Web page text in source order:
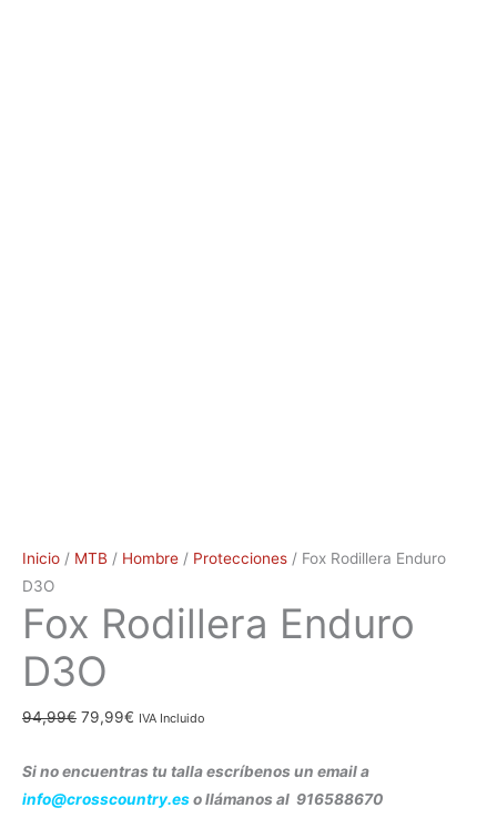
Inicio / MTB / Hombre / Protecciones / Fox Rodillera Enduro
D3O
Fox Rodillera Enduro
D3O
94,99€ 79,99€ IVA Incluido
Si no encuentras tu talla escríbenos un email a
info@crosscountry.eso llámanos al 916588670